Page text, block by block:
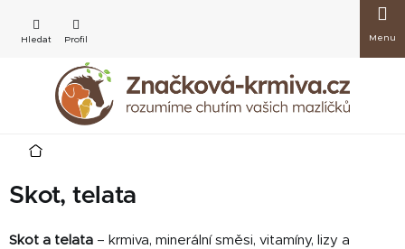
obsah
košík
Skot, telata
Skot a telata – krmiva, minerální směsi, vitamíny, lizy a